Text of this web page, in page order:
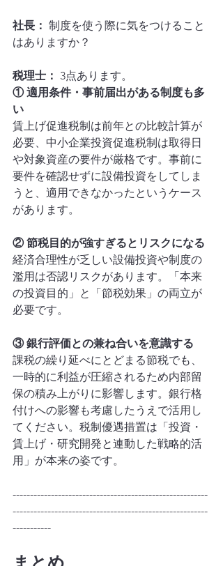
社長： 制度を使う際に気をつけること
はありますか？
税理士： 3点あります。
① 適用条件・事前届出がある制度も多
い
賃上げ促進税制は前年との比較計算が
必要、中小企業投資促進税制は取得日
や対象資産の要件が厳格です。事前に
要件を確認せずに設備投資をしてしま
うと、適用できなかったというケース
があります。
② 節税目的が強すぎるとリスクになる
経済合理性が乏しい設備投資や制度の
濫用は否認リスクがあります。「本来
の投資目的」と「節税効果」の両立が
必要です。
③ 銀行評価との兼ね合いを意識する
課税の繰り延べにとどまる節税でも、
一時的に利益が圧縮されるため内部留
保の積み上がりに影響します。銀行格
付けへの影響も考慮したうえで活用し
てください。税制優遇措置は「投資・
賃上げ・研究開発と連動した戦略的活
用」が本来の姿です。
--------------------------------------------------------
--------------------------------------------------------
-----------
まとめ